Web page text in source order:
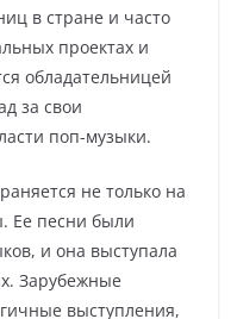
в стране и часто
проектах и
обладательницей
за свои
поп-музыки.
не только на
Ее песни были
и она выступала
Зарубежные
выступления,